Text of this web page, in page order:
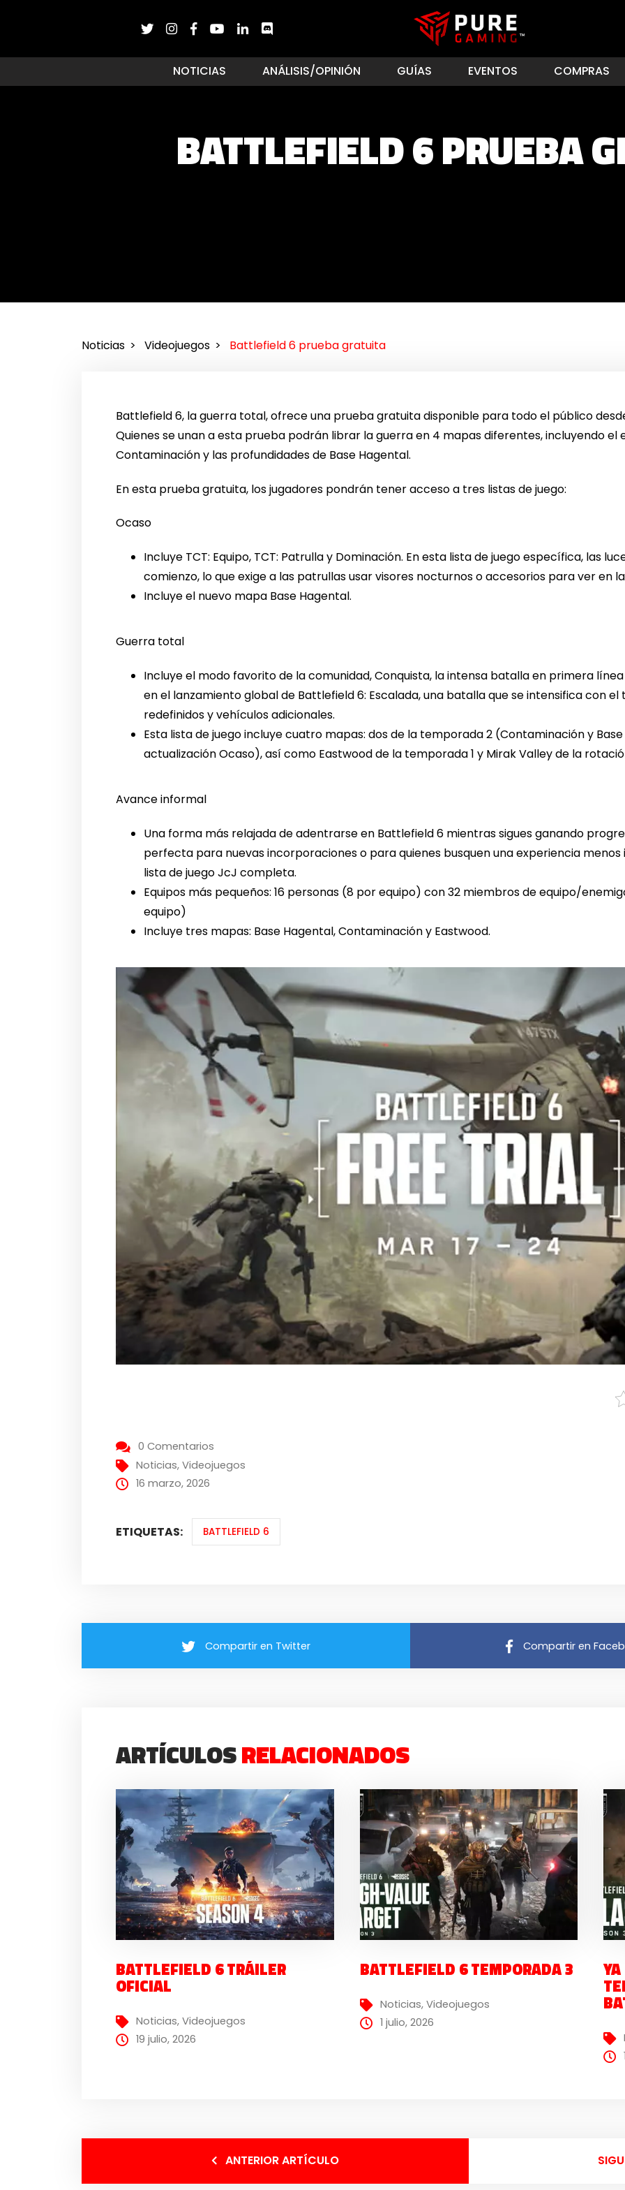
NOTICIAS ANÁLISIS/OPINIÓN GUÍAS EVENTOS COMPRAS
BATTLEFIELD 6 PRUEBA
Noticias Videojuegos Battlefield 6 prueba gratuita
Battlefield 6, la guerra total, ofrece una prueba gratuita disponible para todo el público
Quienes se unan a esta prueba podrán librar la guerra en 4 mapas diferentes, incluyendo
Contaminación y las profundidades de Base Hagental.
En esta prueba gratuita, los jugadores pondrán tener acceso a tres listas de juego:
Ocaso
Incluye TCT: Equipo, TCT: Patrulla y Dominación. En esta lista de juego específica, las
comienzo, lo que exige a las patrullas usar visores nocturnos o accesorios para ver en
Incluye el nuevo mapa Base Hagental.
Guerra total
Incluye el modo favorito de la comunidad, Conquista, la intensa batalla en primera
en el lanzamiento global de Battlefield 6: Escalada, una batalla que se intensifica con
redefinidos y vehículos adicionales.
Esta lista de juego incluye cuatro mapas: dos de la temporada 2 (Contaminación y
actualización Ocaso), así como Eastwood de la temporada 1 y Mirak Valley de la
Avance informal
Una forma más relajada de adentrarse en Battlefield 6 mientras sigues ganando
perfecta para nuevas incorporaciones o para quienes busquen una experiencia
lista de juego JcJ completa.
Equipos más pequeños: 16 personas (8 por equipo) con 32 miembros de equipo/
equipo)
Incluye tres mapas: Base Hagental, Contaminación y Eastwood.
0 Comentarios
Noticias,Videojuegos
16 marzo, 2026
ETIQUETAS: BATTLEFIELD 6
Compartir en Twitter Compartir en
ARTÍCULOSRELACIONADOS
BATTLEFIELD 6 TRÁILER
OFICIAL
Noticias,Videojuegos
19 julio, 2026
BATTLEFIELD 6 TEMPORADA 3
Noticias, Videojuegos
1 julio, 2026
ANTERIOR ARTÍCULO